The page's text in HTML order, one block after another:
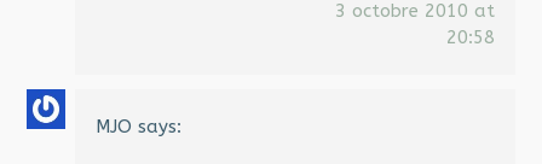
3 octobre 2010 at
20:58
MJO says: